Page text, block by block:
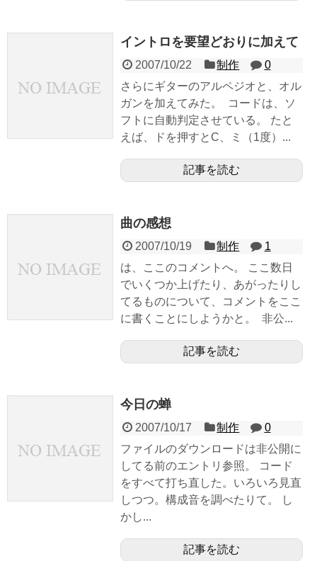
イントロを要望どおりに加えて
2007/10/22 制作
0
さらにギターのアルペジオと、オル
ガンを加えてみた。 コードは、ソ
フトに自動判定させている。 たと
えば、ドを押すとC、ミ（1度）...
記事を読む
曲の感想
2007/10/19 制作
1
は、ここのコメントへ。 ここ数日
でいくつか上げたり、あがったりし
てるものについて、コメントをここ
に書くことにしようかと。 非公...
記事を読む
今日の蝉
2007/10/17 制作
0
ファイルのダウンロードは非公開に
してる前のエントリ参照。 コード
をすべて打ち直した。いろいろ見直
しつつ。構成音を調べたりて。 し
かし...
記事を読む